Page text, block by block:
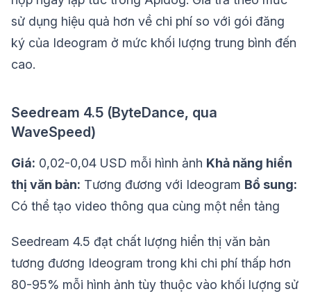
sử dụng hiệu quả hơn về chi phí so với gói đăng
ký của Ideogram ở mức khối lượng trung bình đến
cao.
Seedream 4.5 (ByteDance, qua
WaveSpeed)
Giá: 0,02-0,04 USD mỗi hình ảnh Khả năng hiển
thị văn bản: Tương đương với Ideogram Bổ sung:
Có thể tạo video thông qua cùng một nền tảng
Seedream 4.5 đạt chất lượng hiển thị văn bản
tương đương Ideogram trong khi chi phí thấp hơn
80-95% mỗi hình ảnh tùy thuộc vào khối lượng sử